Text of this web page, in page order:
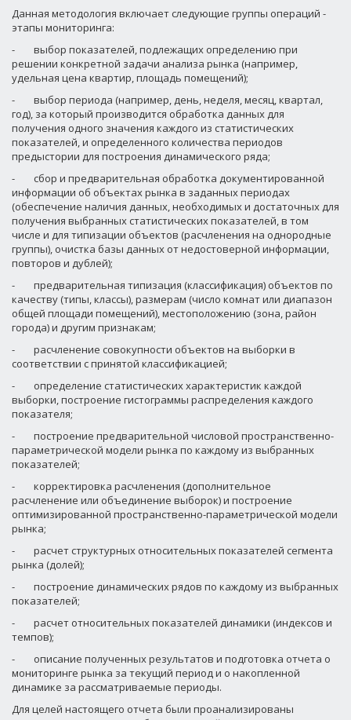
Данная методология включает следующие группы операций -
этапы мониторинга:
-
выбор показателей, подлежащих определению при
решении конкретной задачи анализа рынка (например,
удельная цена квартир, площадь помещений);
-
выбор периода (например, день, неделя, месяц, квартал,
год), за который производится обработка данных для
получения одного значения каждого из статистических
показателей, и определенного количества периодов
предыстории для построения динамического ряда;
-
сбор и предварительная обработка документированной
информации об объектах рынка в заданных периодах
(обеспечение наличия данных, необходимых и достаточных для
получения выбранных статистических показателей, в том
числе и для типизации объектов (расчленения на однородные
группы), очистка базы данных от недостоверной информации,
повторов и дублей);
-
предварительная типизация (классификация) объектов по
качеству (типы, классы), размерам (число комнат или диапазон
общей площади помещений), местоположению (зона, район
города) и другим признакам;
-
расчленение совокупности объектов на выборки в
соответствии с принятой классификацией;
-
определение статистических характеристик каждой
выборки, построение гистограммы распределения каждого
показателя;
-
построение предварительной числовой пространственно-
параметрической модели рынка по каждому из выбранных
показателей;
-
корректировка расчленения (дополнительное
расчленение или объединение выборок) и построение
оптимизированной пространственно-параметрической модели
рынка;
-
расчет структурных относительных показателей сегмента
рынка (долей);
-
построение динамических рядов по каждому из выбранных
показателей;
-
расчет относительных показателей динамики (индексов и
темпов);
-
описание полученных результатов и подготовка отчета о
мониторинге рынка за текущий период и о накопленной
динамике за рассматриваемые периоды.
Для целей настоящего отчета были проанализированы